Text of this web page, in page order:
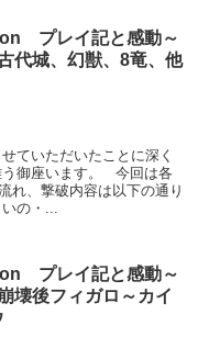
プレイ記と感動～
代城、幻獣、8竜、他
ていただいたことに深く
う御座います。 今回は各
れ、撃破内容は以下の通り
の・...
プレイ記と感動～
壊後フィガロ～カイ